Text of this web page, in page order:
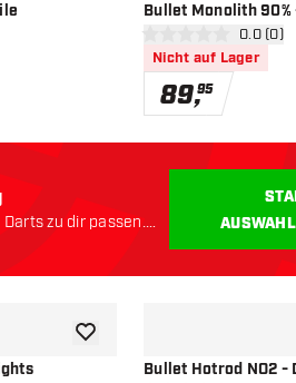
öffnen
Bullet Monolith
0 Bewertungssterne
0.0 (0)
Nicht auf Lager
89,95
Zur Wunschliste hinzufügen
Bullet Hotrod NO2 -
zu dir passen.